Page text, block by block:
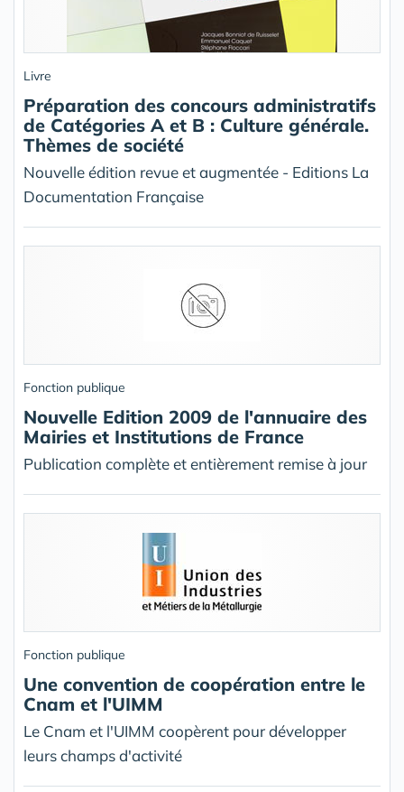
Livre
Préparation des concours administratifs
de Catégories A et B : Culture générale.
Thèmes de société
Nouvelle édition revue et augmentée - Editions La
Documentation Française
Fonction publique
Nouvelle Edition 2009 de l'annuaire des
Mairies et Institutions de France
Publication complète et entièrement remise à jour
Fonction publique
Une convention de coopération entre le
Cnam et l'UIMM
Le Cnam et l'UIMM coopèrent pour développer
leurs champs d'activité